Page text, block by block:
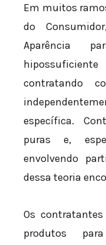
Em muitos
do
Aparência
contratando
específica.
puras e,
envolvendo
dessa teoria
Os
produtos